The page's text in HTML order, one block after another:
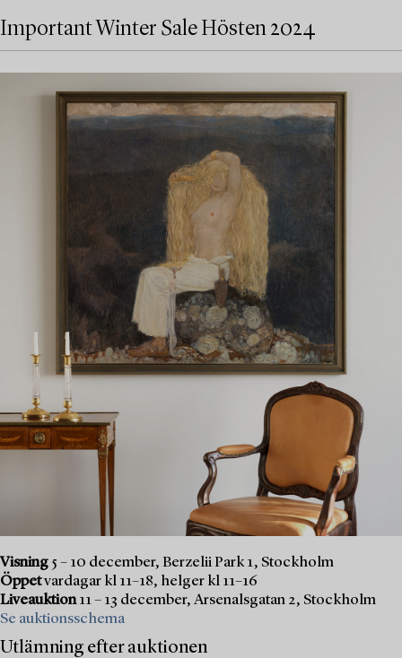
Important Winter Sale Hösten 2024
Visning 5 – 10 december, Berzelii Park 1, Stockholm
Öppetvardagar kl 11–18, helger kl 11–16
Liveauktion11 – 13 december, Arsenalsgatan 2, Stockholm
Se auktionsschema
Utlämning efter auktionen